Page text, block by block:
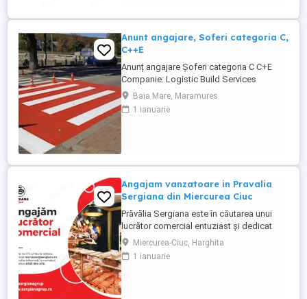
illemhelyek vagy mosdók, szállodák
karbantartása és takarítása.
Követelmények: ...
Anunt angajare, Soferi categoria C,
C++E
Anunț angajare Șoferi categoria C C+E
Companie: Logistic Build Services
Solution Locație: Antwerpen (Belgia)
Începere: imediată Descriere post:
Transport și manipulare echipamente
Baia Mare, Maramures
1 ianuarie
Angajam vanzatoare in Pravalia
Sergiana din Miercurea Ciuc
Prăvălia Sergiana este în căutarea unui
lucrător comercial entuziast și dedicat
pentru a se alătura echipei noastre din:
Pravalia Sergiana din incinta Kaufland
Miercurea Ciuc Dacă sunteți o persoană
Miercurea-Ciuc, Harghita
1 ianuarie